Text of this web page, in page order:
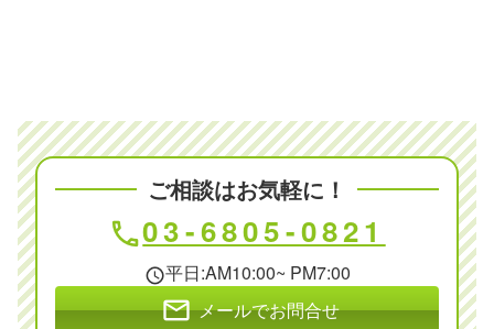
ご相談はお気軽に！
phone03-6805-0821
schedule平日:AM10:00~ PM7:00
mail メールでお問合せ